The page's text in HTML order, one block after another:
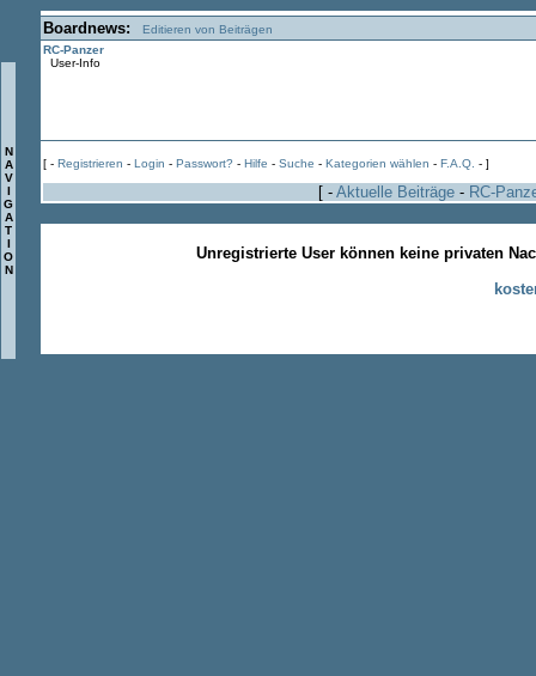
N
A
V
I
G
A
T
I
O
N
Boardnews:
Editieren von Beiträgen
RC-Panzer
User-Info
[ - Registrieren - Login - Passwort? - Hilfe - Suche - Kategorien wählen - F.A.Q. - ]
[ - Aktuelle Beiträge - RC-
Unregistrierte User können keine privaten